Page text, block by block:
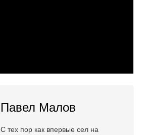
Павел Малов
С тех пор как впервые сел на